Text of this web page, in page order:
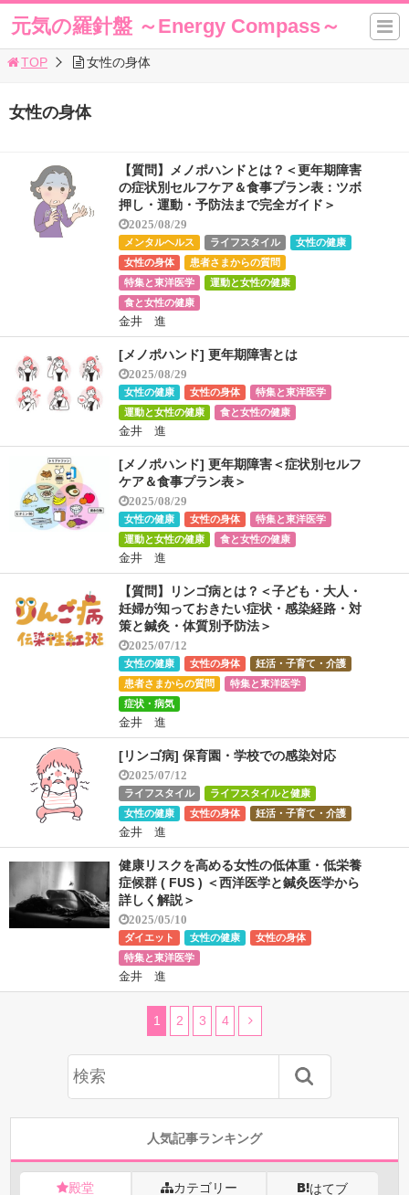
元気の羅針盤 ～Energy Compass～
TOP 女性の身体
女性の身体
【質問】メノポハンドとは？＜更年期障害
の症状別セルフケア＆食事プラン表：ツボ
押し・運動・予防法まで完全ガイド＞
2025/08/29
メンタルヘルス ライフスタイル
女性の健康
女性の身体
患者さまからの質問
特集と東洋医学
運動と女性の健康
食と女性の健康
金井 進
[メノポハンド] 更年期障害とは
2025/08/29
女性の健康 女性の身体
特集と東洋医学
運動と女性の健康
食と女性の健康
金井 進
[メノポハンド] 更年期障害＜症状別セルフ
ケア＆食事プラン表＞
2025/08/29
女性の健康 女性の身体
特集と東洋医学
運動と女性の健康
食と女性の健康
金井 進
【質問】リンゴ病とは？＜子ども・大人・
妊婦が知っておきたい症状・感染経路・対
策と鍼灸・体質別予防法＞
2025/07/12
女性の健康 女性の身体
妊活・子育て・介護
患者さまからの質問
特集と東洋医学
症状・病気
金井 進
[リンゴ病] 保育園・学校での感染対応
2025/07/12
ライフスタイル
ライフスタイルと健康
女性の健康
女性の身体 妊活・子育て・介護
金井 進
健康リスクを高める女性の低体重・低栄養
症候群 ( FUS ) ＜西洋医学と鍼灸医学から
詳しく解説＞
2025/05/10
ダイエット 女性の健康
女性の身体
特集と東洋医学
金井 進
1 2 3 4
人気記事ランキング
殿堂 カテゴリー はてブ